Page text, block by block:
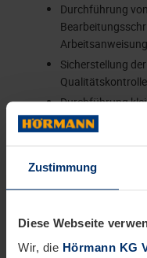
Zustimmung
Diese Webseite
Wir, die Hörmann KG
Durchführung
Arbeitsanweisung
Sicherstellung
Durchführung
an Maschinen
Das bringen Sie mit: